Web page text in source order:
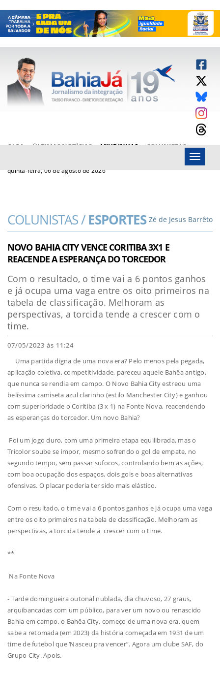
CAPA ÚLTIMAS NOTÍCIAS MIUDINHAS
COLUNISTAS
quinta-feira, 06 de agosto de 2026
Menu
COLUNISTAS /ESPORTES Zé de Jesus Barrêto
NOVO BAHIA CITY VENCE CORITIBA 3X1 E
REACENDE A ESPERANÇA DO TORCEDOR
Com o resultado, o time vai a 6 pontos ganhos
e já ocupa uma vaga entre os oito primeiros na
tabela de classificação. Melhoram as
perspectivas, a torcida tende a crescer com o
time.
07/05/2023 às 11:24
Uma partida digna de uma nova era? Pelo menos pela pegada,
aplicação coletiva, competitividade, pareceu aquele Bahêa antigo,
que nunca se rendia em campo. O Novo Bahia City estreou uma
belíssima camiseta azul clarinho (estilo Manchester City) e ganhou
com superioridade o Coritiba (3 x 1) na Fonte Nova, reacendendo
as esperanças do torcedor. Um novo Bahia?
Foi um jogo duro, com uma primeira etapa equilibrada, mas o
Tricolor soube se impor, mesmo sofrendo o gol de empate, no
segundo tempo, sem passar sufocos, controlando bem as ações,
com boa ocupação dos espaços, dois gols e boas alternativas
ofensivas. O placar poderia ter sido mais elástico.
Com o resultado, o time vai a 6 pontos ganhos e já ocupa uma vaga
entre os oito primeiros na tabela de classificação. Melhoram as
perspectivas, a torcida tende a crescer com o time.
**
Na Fonte Nova
- Tarde domingueira outonal nublada, dia chuvoso, 27 graus,
arquibancadas com um público, para ver um novo ou renascido
Bahia em campo, o Bahêa City, começo de uma nova era, quem
sabe a retomada (em 2023) da história começada em 1931 de um
time de futebol que ‘Nasceu pra vencer”. Agora um clube SAF, do
Grupo City. Apois.